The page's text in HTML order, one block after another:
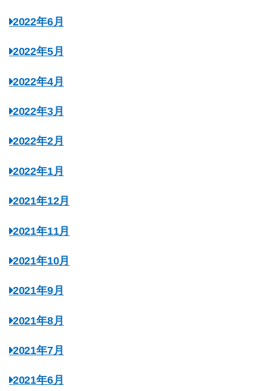
2022年6月
2022年5月
2022年4月
2022年3月
2022年2月
2022年1月
2021年12月
2021年11月
2021年10月
2021年9月
2021年8月
2021年7月
2021年6月